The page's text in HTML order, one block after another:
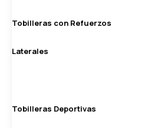
Tobilleras con Refuerzos
Laterales
Tobilleras Deportivas